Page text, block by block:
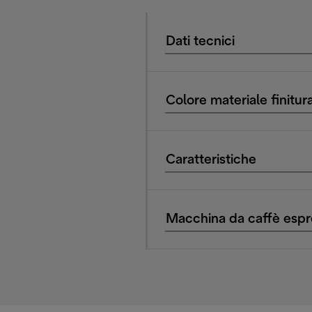
Dati tecnici
Colore materiale
Caratteristiche
Macchina da caffè